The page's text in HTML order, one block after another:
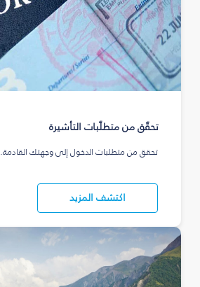
تحقّق من متطلّبات التأشيرة
تحقق من متطلبات الدخول إلى وجهتك القادمة.
اكتشف المزيد